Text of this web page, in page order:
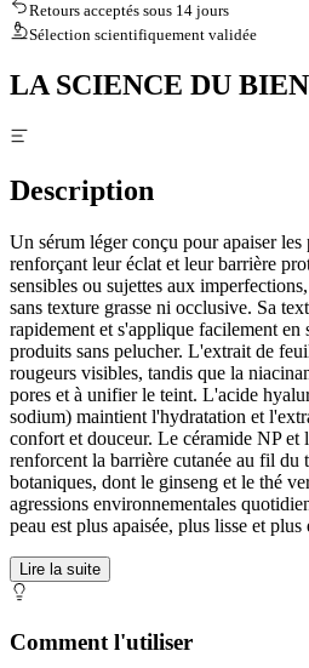
Retours acceptés sous 14 jours
Sélection scientifiquement validée
LA SCIENCE DU
Description
Un sérum léger conçu pour apaiser les
renforçant leur éclat et leur barrière
sensibles ou sujettes aux
sans texture grasse ni occlusive. Sa
rapidement et s'applique facilement en
produits sans pelucher. L'extrait de
rougeurs visibles, tandis que la
pores et à unifier le teint. L'acide
sodium) maintient l'hydratation et
confort et douceur. Le céramide NP et
renforcent la barrière cutanée au fil du
botaniques, dont le ginseng et le thé
agressions environnementales
peau est plus apaisée, plus lisse et plus
Lire la suite
Comment l'utiliser